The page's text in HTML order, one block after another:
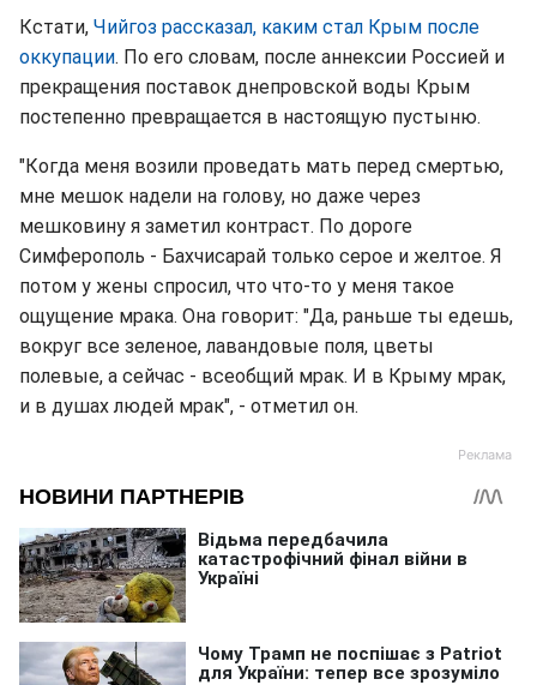
Кстати, Чийгоз рассказал, каким стал Крым после
оккупации. По его словам, после аннексии Россией и
прекращения поставок днепровской воды Крым
постепенно превращается в настоящую пустыню.
"Когда меня возили проведать мать перед смертью,
мне мешок надели на голову, но даже через
мешковину я заметил контраст. По дороге
Симферополь - Бахчисарай только серое и желтое. Я
потом у жены спросил, что что-то у меня такое
ощущение мрака. Она говорит: "Да, раньше ты едешь,
вокруг все зеленое, лавандовые поля, цветы
полевые, а сейчас - всеобщий мрак. И в Крыму мрак,
и в душах людей мрак", - отметил он.